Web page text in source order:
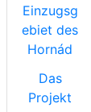
Einzugsg
ebiet des
Hornád
Das
Projekt